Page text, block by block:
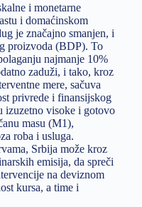
i monetarne
i domaćinskom
je značajno smanjen, i
proizvoda (BDP). To
najmanje 10%
zaduži, i tako, kroz
mere, sačuva
privrede i finansijskog
izuzetno visoke i gotovo
masu (M1),
roba i usluga.
Srbija može kroz
emisija, da spreči
na deviznom
kursa, a time i